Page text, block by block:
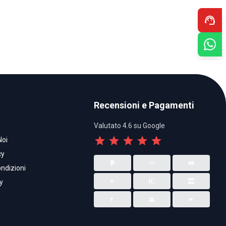
Recensioni e Pagamenti
Valutato 4.6 su Google
star star star star star
support_agent